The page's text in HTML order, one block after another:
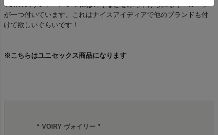
VOIRYのサンデーパンツにはカギなどをぶら下げられるキーループ
が一つ付いています。これはナイスアイディアで他のブランドも付
けて欲しいぐらいです！
※こちらはユニセックス商品になります
“ VOIRY ヴォイリー ”